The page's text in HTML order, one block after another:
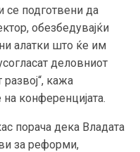
се подготвени да
обезбедувајќи
алатки што ќе им
деловниот
кажа
конференцијата.
порача дека Владата
за реформи,